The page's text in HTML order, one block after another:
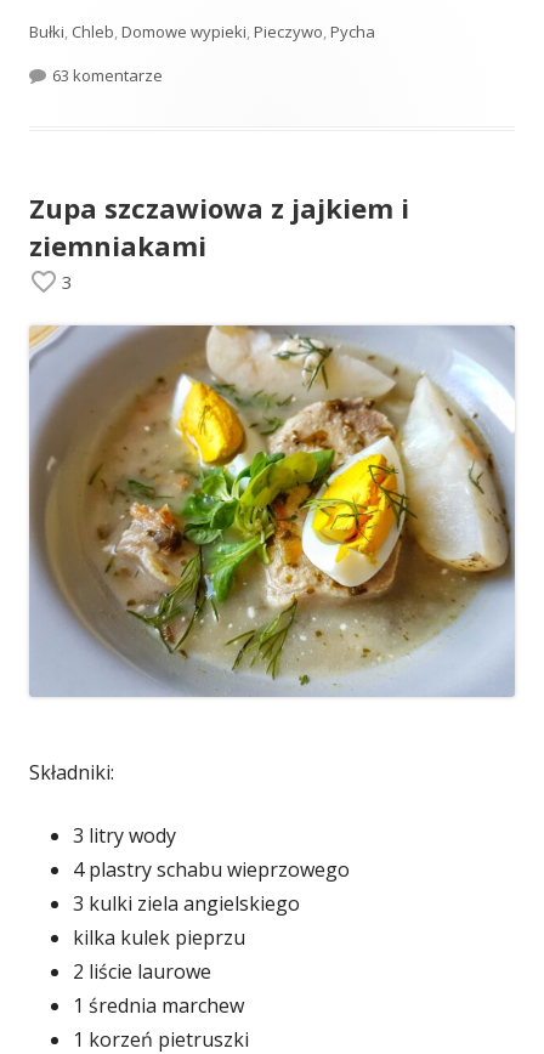
Bułki, Chleb,Domowe wypieki,Pieczywo,Pycha
63 komentarze
Zupa szczawiowa z jajkiem i
ziemniakami
3
Składniki:
3 litry wody
4 plastry schabu wieprzowego
3 kulki ziela angielskiego
kilka kulek pieprzu
2 liście laurowe
1 średnia marchew
1 korzeń pietruszki